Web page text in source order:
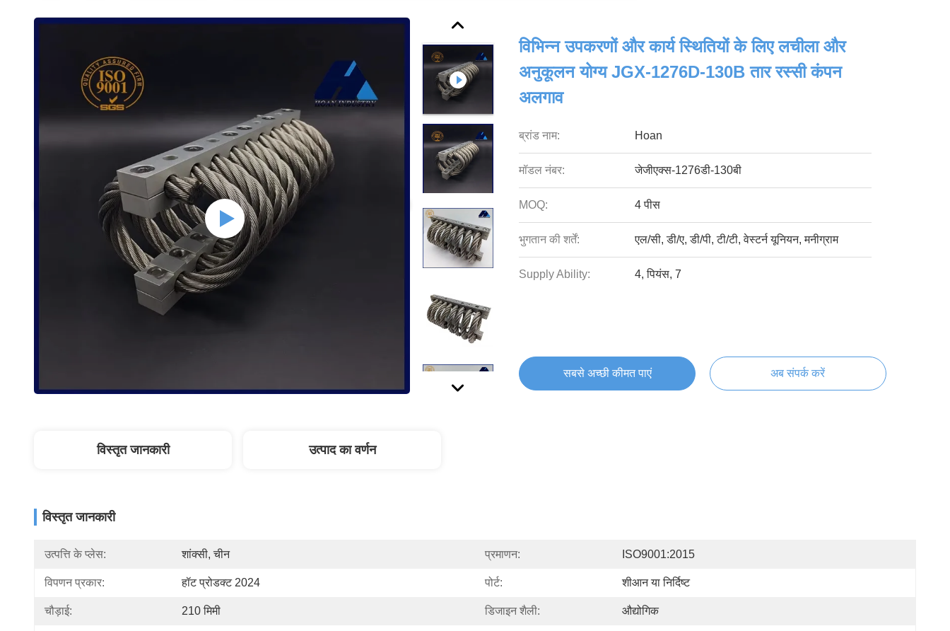
विभिन्न उपकरणों और कार्य स्थितियों के लिए लचीला और
अनुकूलन योग्य JGX-1276D-130B तार रस्सी कंपन
अलगाव
ब्रांड नाम: Hoan
मॉडल नंबर: जेजीएक्स-1276डी-130बी
MOQ: 4 पीस
भुगतान की शर्तें: एल/सी, डी/ए, डी/पी, टी/टी, वेस्टर्न यूनियन, मनीग्राम
Supply Ability: 4, पियंस, 7
सबसे अच्छी कीमत पाएं अब संपर्क करें
विस्तृत जानकारी उत्पाद का वर्णन
विस्तृत जानकारी
उत्पत्ति के प्लेस: शांक्सी, चीन प्रमाणन: ISO9001:2015
विपणन प्रकार: हॉट प्रोडक्ट 2024 पोर्ट: शीआन या निर्दिष्ट
चौड़ाई: 210 मिमी डिजाइन शैली: औद्योगिक